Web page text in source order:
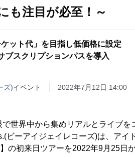
も注目が必至！～
ケット代」を目指し低価格に設定
ブスクリプションパスを導入
ズ)イベント 2022年7月12日 14:00
世界中から集めリアルとライブを
ビーアイジェイレコーズ)は、アイ
の初来日ツアーを2022年9月25日